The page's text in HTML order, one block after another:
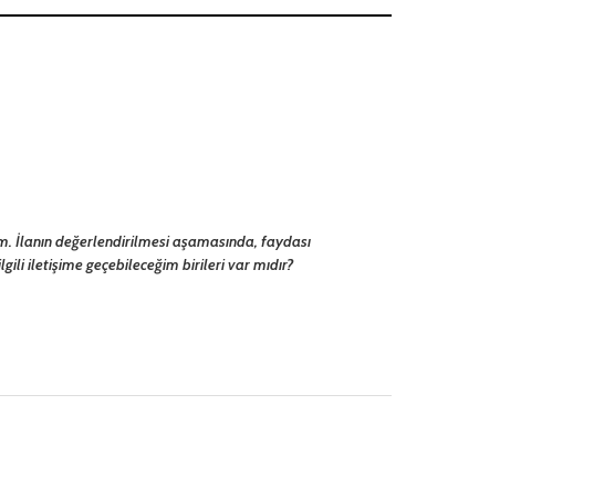
İlanın değerlendirilmesi aşamasında, faydası
iletişime geçebileceğim birileri var mıdır?